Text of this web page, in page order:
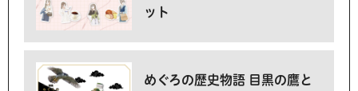
ット
めぐろの歴史物語 目黒の鷹と